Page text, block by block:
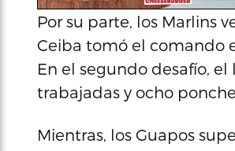
Por su parte, los Marlins
Ceiba tomó el comando
En el segundo desafío,
trabajadas y ocho
Mientras, los Guapos